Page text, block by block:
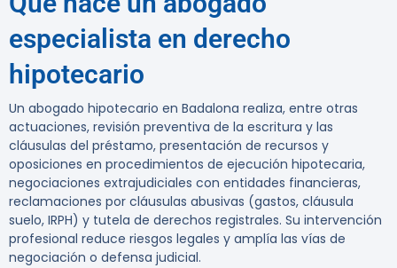
especialista en derecho
hipotecario
Un abogado hipotecario en Badalona realiza, entre otras
actuaciones, revisión preventiva de la escritura y las
cláusulas del préstamo, presentación de recursos y
oposiciones en procedimientos de ejecución hipotecaria,
negociaciones extrajudiciales con entidades financieras,
reclamaciones por cláusulas abusivas (gastos, cláusula
suelo, IRPH) y tutela de derechos registrales. Su intervención
profesional reduce riesgos legales y amplía las vías de
negociación o defensa judicial.